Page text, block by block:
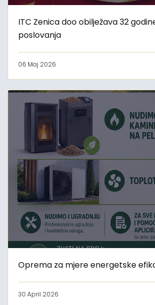
ITC Zenica doo obilježava 32
poslovanja
06 Maj 2026
Oprema za mjere energetske
30 April 2026